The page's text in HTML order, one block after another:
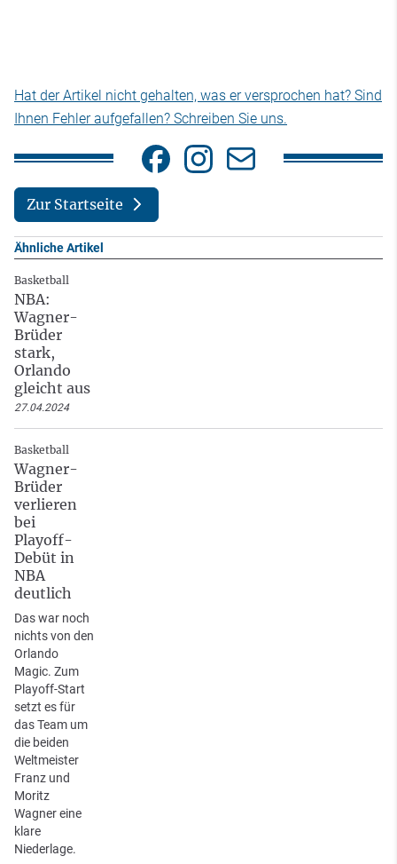
Hat der Artikel nicht gehalten, was er versprochen hat? Sind
Ihnen Fehler aufgefallen? Schreiben Sie uns.
Zur Startseite
Ähnliche Artikel
Basketball
NBA:
Wagner-
Brüder
stark,
Orlando
gleicht aus
27.04.2024
Basketball
Wagner-
Brüder
verlieren
bei
Playoff-
Debüt in
NBA
deutlich
Das war noch
nichts von den
Orlando
Magic. Zum
Playoff-Start
setzt es für
das Team um
die beiden
Weltmeister
Franz und
Moritz
Wagner eine
klare
Niederlage.